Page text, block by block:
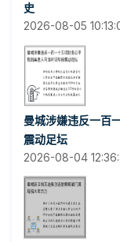
史
2026-08-05
曼城涉嫌违反一百
震动足坛
2026-08-04